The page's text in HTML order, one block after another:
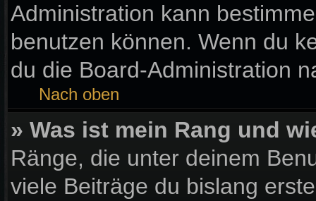
Administration kann
benutzen können. Wenn du
du die Board-Administration
Nach oben
» Was ist mein Rang und
Ränge, die unter deinem
viele Beiträge du bislang